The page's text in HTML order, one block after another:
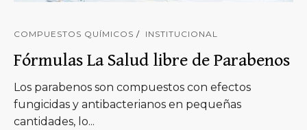
COMPUESTOS QUÍMICOS INSTITUCIONAL
Fórmulas La Salud libre de Parabenos
Los parabenos son compuestos con efectos
fungicidas y antibacterianos en pequeñas
cantidades, lo...